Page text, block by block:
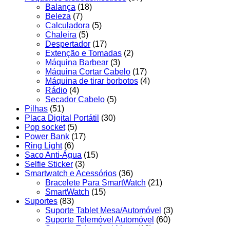
Balança (18)
Beleza (7)
Calculadora (5)
Chaleira (5)
Despertador (17)
Extenção e Tomadas (2)
Máquina Barbear (3)
Máquina Cortar Cabelo (17)
Máquina de tirar borbotos (4)
Rádio (4)
Secador Cabelo (5)
Pilhas (51)
Placa Digital Portátil (30)
Pop socket (5)
Power Bank (17)
Ring Light (6)
Saco Anti-Água (15)
Selfie Sticker (3)
Smartwatch e Acessórios (36)
Bracelete Para SmartWatch (21)
SmartWatch (15)
Suportes (83)
Suporte Tablet Mesa/Automóvel (3)
Suporte Telemóvel Automóvel (60)